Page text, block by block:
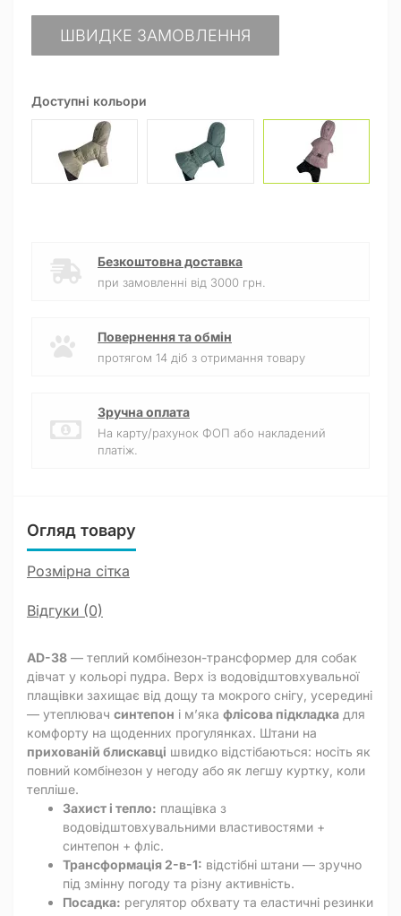
Доступні кольори
ШВИДКЕ ЗАМОВЛЕННЯ
Безкоштовна доставка
при замовленні від 3000 грн.
Повернення та обмін
протягом 14 діб з отримання товару
Зручна оплата
На карту/рахунок ФОП або накладений
платіж.
Огляд товару
Розмірна сітка
Відгуки (0)
AD-38 — теплий комбінезон-трансформер для собак
дівчат у кольорі пудра. Верх із водовідштовхувальної
плащівки захищає від дощу та мокрого снігу, усередині
— утеплювач синтепон і м’яка флісова підкладка для
комфорту на щоденних прогулянках. Штани на
прихованій блискавці швидко відстібаються: носіть як
повний комбінезон у негоду або як легшу куртку, коли
тепліше.
Захист і тепло: плащівка з
водовідштовхувальними властивостями +
синтепон + фліс.
Трансформація 2-в-1: відстібні штани — зручно
під змінну погоду та різну активність.
Посадка: регулятор обхвату та еластичні резинки